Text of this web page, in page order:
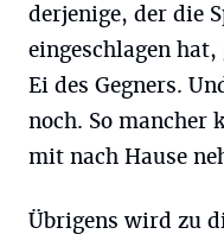
derjenige, der die
eingeschlagen
Ei des Gegners.
noch. So mancher
mit nach Hause
Übrigens wird zu